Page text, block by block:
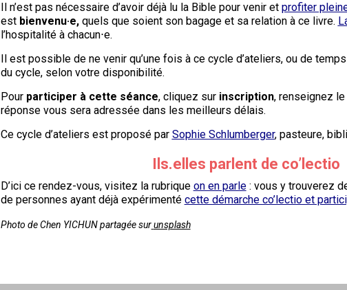
Il n’est pas nécessaire d’avoir déjà lu la Bible pour venir et profiter
est bienvenu·e, quels que soient son bagage et sa relation à ce livre.
l’hospitalité à chacun⋅e.
Il est possible de ne venir qu’une fois à ce cycle d’ateliers, ou de
du cycle, selon votre disponibilité.
Pour participer à cette séance, cliquez sur inscription, renseignez
réponse vous sera adressée dans les meilleurs délais.
Ce cycle d’ateliers est proposé par Sophie Schlumberger, pasteure,
Ils.elles parlent de co’lectio
D’ici ce rendez-vous, visitez la rubrique on en parle: vous y trouverez
de personnes ayant déjà expérimenté cette démarche co’lectio et
Photo de Chen YICHUN partagée sur unsplash